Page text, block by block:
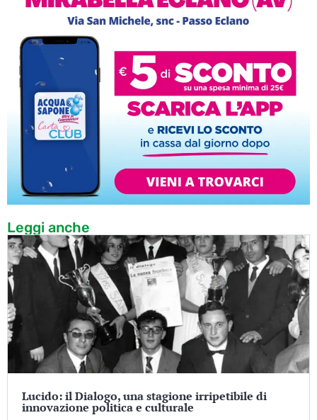
Leggi anche
Lucido: il Dialogo, una stagione irripetibile di
innovazione politica e culturale